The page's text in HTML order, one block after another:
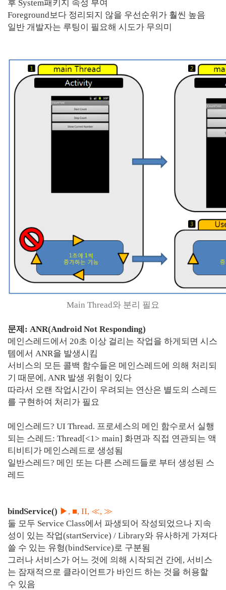
후 System패키지 속성 부여
Foreground보다 정리되지 않을 우선순위가 훨씬 높음
일반 개발자는 루팅이 필요해 시도가 무의미
Main Thread와 분리 필요
문제: ANR(Android Not Responding)
메인스레드에서 20초 이상 걸리는 작업을 하게되면 시스
템에서 ANR을 발생시킴
서비스의 모든 콜백 함수들은 메인스레드에 의해 처리되
기 때문에, ANR 발생 위험이 있다
따라서 오랜 작업시간이 우려되는 연산은 별도의 스레드
를 구현하여 처리가 필요
메인스레드? UI Thread. 프로세스의 메인 함수로서 실행
되는 스레드: Thread[<1> main] 화면과 직접 연관되는 액
티비티가 메인스레드로 생성됨
일반스레드? 메인 또는 다른 스레드들로 부터 생성된 스
레드
bindService() ▶, ■, II, ≪, ≫
둘 모두 Service Class에서 파생되어 작성되었으나 지속
성이 있는 작업(startService) / Library와 유사하게 가져다
쓸 수 있는 유형(bindService)로 구분됨
그러나 서비스가 어느 것에 의해 시작되건 간에, 서비스
는 잠재적으로 클라이언트가 바인드 하는 것을 허용할
수 있음